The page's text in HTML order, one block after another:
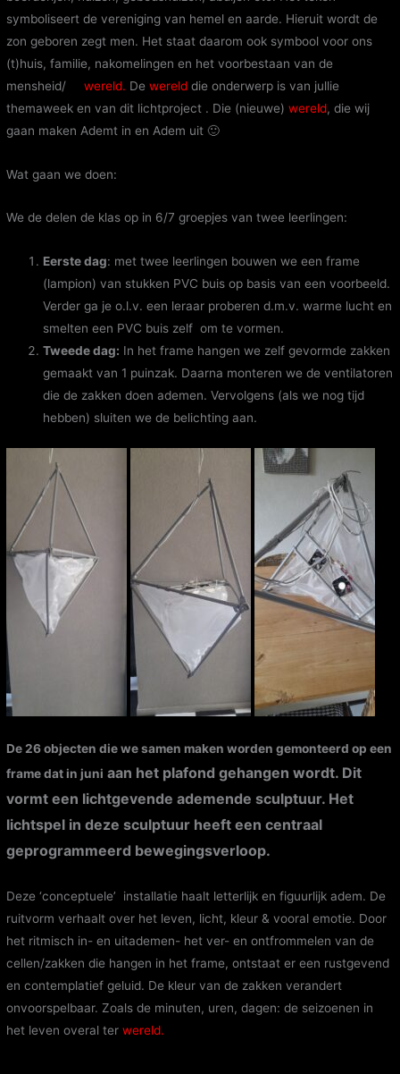
symboliseert de vereniging van hemel en aarde. Hieruit wordt de
zon geboren zegt men. Het staat daarom ook symbool voor ons
(t)huis, familie, nakomelingen en het voorbestaan van de
mensheid/
wereld. Dewereld die onderwerp is van jullie
themaweek en van dit lichtproject . Die (nieuwe)wereld, die wij
gaan maken Ademt in en Adem uit 🙂
Wat gaan we doen:
We de delen de klas op in 6/7 groepjes van twee leerlingen:
Eerste dag: met twee leerlingen bouwen we een frame
(lampion) van stukken PVC buis op basis van een voorbeeld.
Verder ga je o.l.v. een leraar proberen d.m.v. warme lucht en
smelten een PVC buis zelf om te vormen.
Tweede dag: In het frame hangen we zelf gevormde zakken
gemaakt van 1 puinzak. Daarna monteren we de ventilatoren
die de zakken doen ademen. Vervolgens (als we nog tijd
hebben) sluiten we de belichting aan.
De 26 objecten die we samen maken worden gemonteerd op een
frame dat in juni aan het plafond gehangen wordt. Dit
vormt een lichtgevende ademende sculptuur. Het
lichtspel in deze sculptuur heeft een centraal
geprogrammeerd bewegingsverloop.
Deze ‘conceptuele’ installatie haalt letterlijk en figuurlijk adem. De
ruitvorm verhaalt over het leven, licht, kleur & vooral emotie. Door
het ritmisch in- en uitademen- het ver- en ontfrommelen van de
cellen/zakken die hangen in het frame, ontstaat er een rustgevend
en contemplatief geluid. De kleur van de zakken verandert
onvoorspelbaar. Zoals de minuten, uren, dagen: de seizoenen in
het leven overal terwereld.